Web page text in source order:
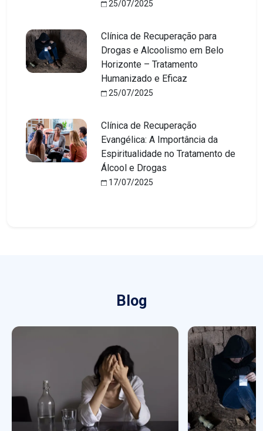
25/07/2025
Clínica de Recuperação para
Drogas e Alcoolismo em Belo
Horizonte – Tratamento
Humanizado e Eficaz
25/07/2025
Clínica de Recuperação
Evangélica: A Importância da
Espiritualidade no Tratamento de
Álcool e Drogas
17/07/2025
Blog